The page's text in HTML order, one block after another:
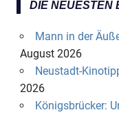
DIE NEUESTEN
Mann in der
August 2026
Neustadt-
2026
Königsbrücker: